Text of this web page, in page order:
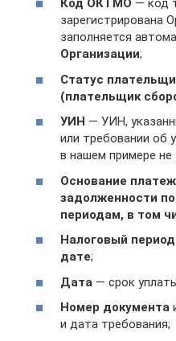
Код ОКТМО — код
зарегистрирована
заполняется
Организации;
Статус
(плательщик
УИН — УИН,
или требовании об
в нашем примере не
Основание
задолженности
периодам, в том
Налоговый период
дате;
Дата — срок
Номер документа
и дата требования;